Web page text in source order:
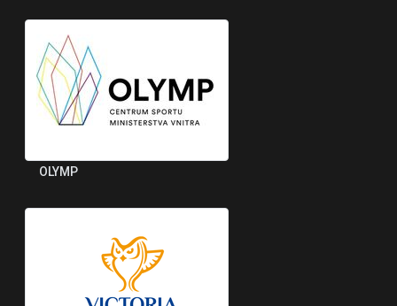
OLYMP